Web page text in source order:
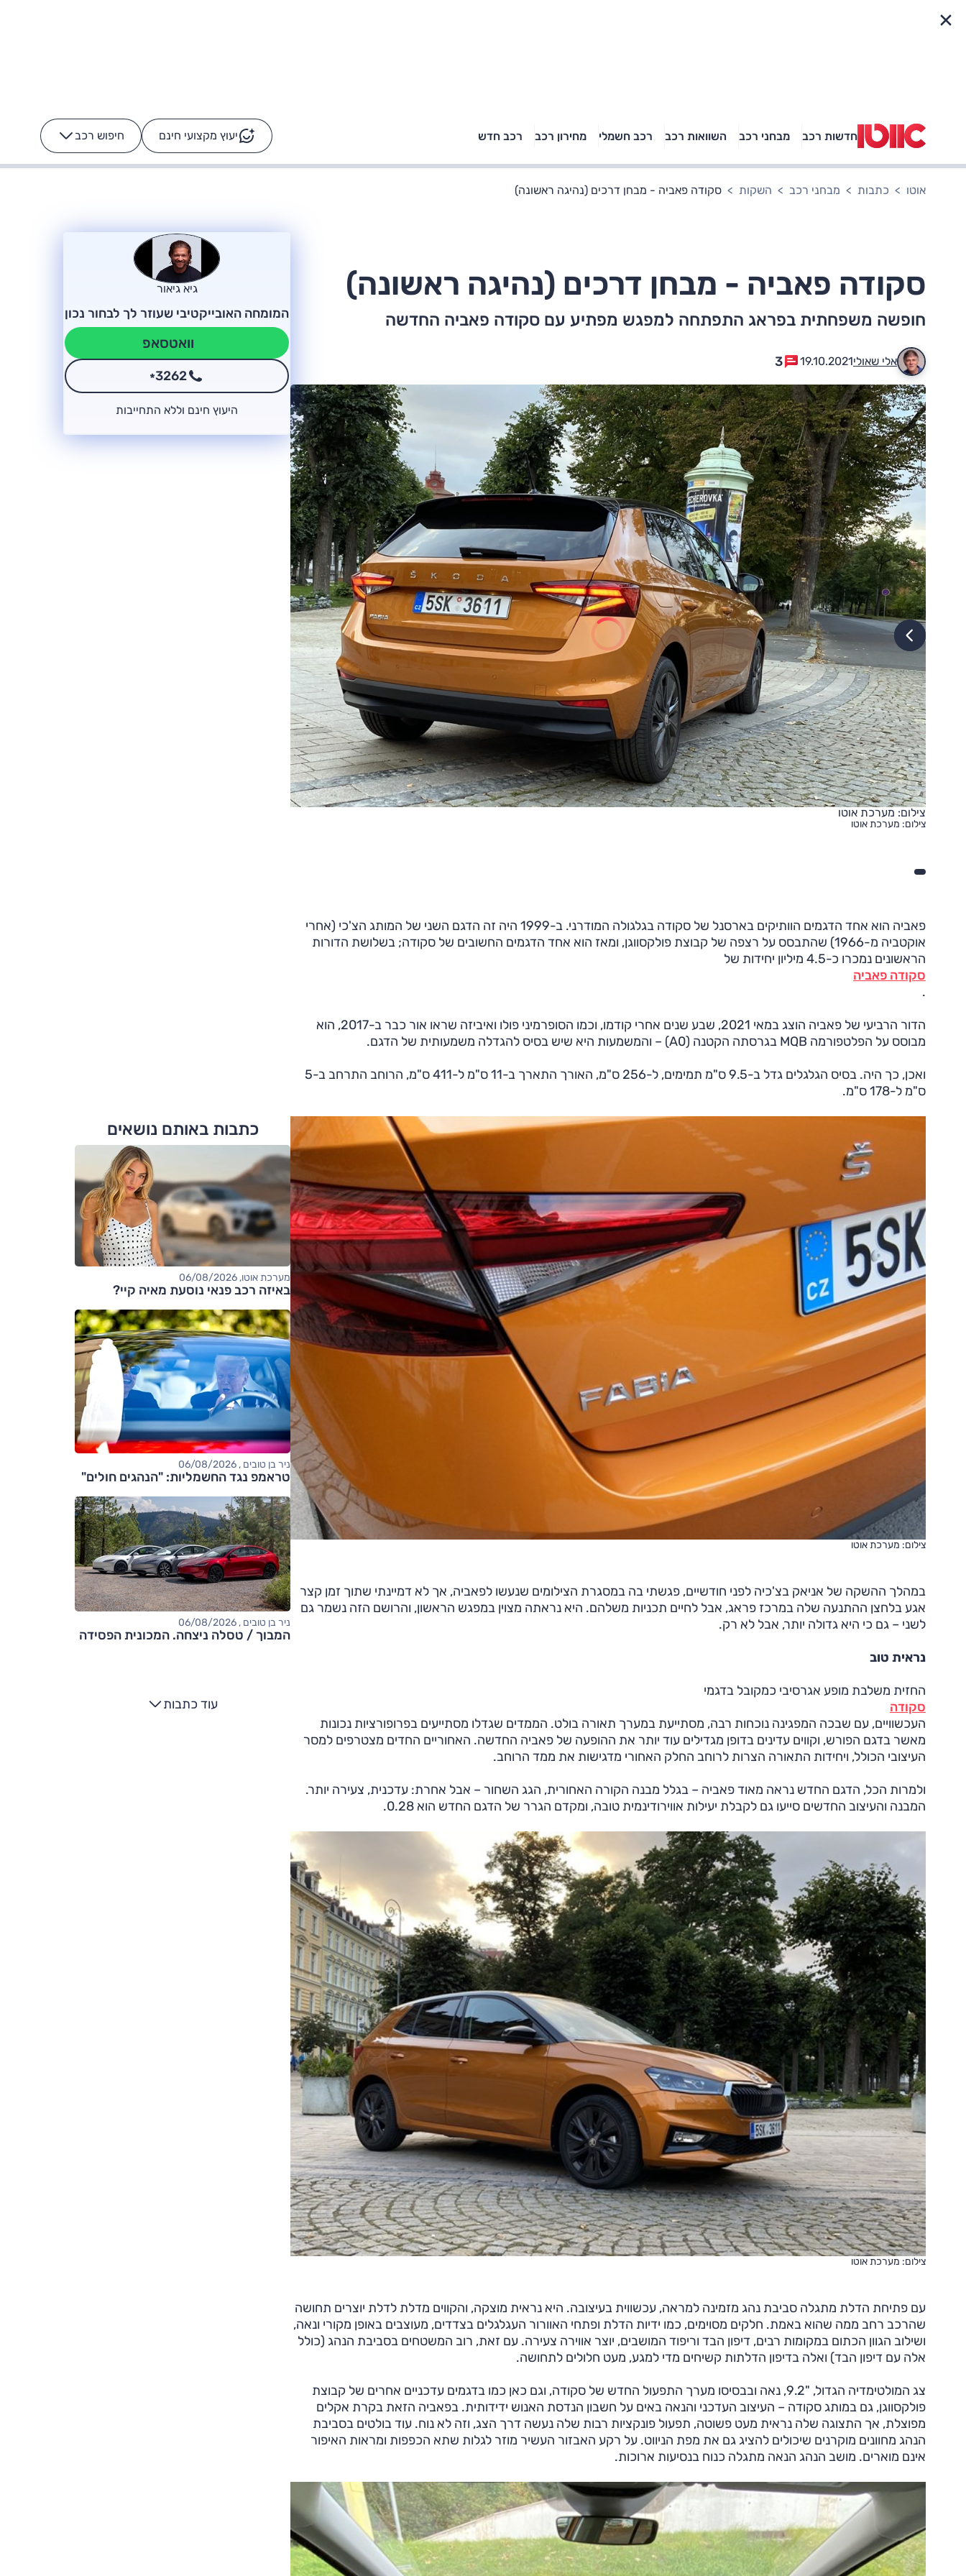
חדשות רכב מבחני רכב השוואות רכב רכב חשמלי מחירון רכב רכב חדש יעוץ מקצועי חינם חיפוש רכב -
באיזה רכב פנאי נוסעת
טויוטה ראב 4, קיה
ספורטאז' לונג ויונדאי
הנייר ועל הכביש
רכבי הסלבס: על מה נוסע
הרכב לא מתקלקל. המסך
כן
אוטו כתבות מבחני רכב השקות סקודה פאביה - מבחן דרכים (נהיגה ראשונה)
סקודה פאביה - מבחן דרכים (נהיגה ראשונה)
חופשה משפחתית בפראג התפתחה למפגש מפתיע עם סקודה פאביה החדשה
אלי שאולי19.10.2021
3
צילום: מערכת אוטו
צילום: מערכת אוטו
פאביה הוא אחד הדגמים הוותיקים בארסנל של סקודה בגלגולה המודרני. ב-1999 היה זה הדגם השני של המותג הצ'כי (אחרי
אוקטביה מ-1966) שהתבסס על רצפה של קבוצת פולקסווגן, ומאז הוא אחד הדגמים החשובים של סקודה; בשלושת הדורות
הראשונים נמכרו כ-4.5 מיליון יחידות של
סקודה פאביה
.
הדור הרביעי של פאביה הוצג במאי 2021, שבע שנים אחרי קודמו, וכמו הסופרמיני פולו ואיביזה שראו אור כבר ב-2017, הוא
מבוסס על הפלטפורמה MQB בגרסתה הקטנה (A0) – והמשמעות היא שיש בסיס להגדלה משמעותית של הדגם.
ואכן, כך היה. בסיס הגלגלים גדל ב-9.5 ס"מ תמימים, ל-256 ס"מ, האורך התארך ב-11 ס"מ ל-411 ס"מ, הרוחב התרחב ב-5
ס"מ ל-178 ס"מ.
צילום: מערכת אוטו
במהלך ההשקה של אניאק בצ'כיה לפני חודשיים, פגשתי בה במסגרת הצילומים שנעשו לפאביה, אך לא דמיינתי שתוך זמן קצר
אגע בלחצן ההתנעה שלה במרכז פראג, אבל לחיים תכניות משלהם. היא נראתה מצוין במפגש הראשון, והרושם הזה נשמר גם
לשני – גם כי היא גדולה יותר, אבל לא רק.
נראית טוב
החזית משלבת מופע אגרסיבי כמקובל בדגמי
סקודה
העכשוויים, עם שבכה המפגינה נוכחות רבה, מסתייעת במערך תאורה בולט. הממדים שגדלו מסתייעים בפרופורציות נכונות
מאשר בדגם הפורש, וקווים עדינים בדופן מגדילים עוד יותר את ההופעה של פאביה החדשה. האחוריים החדים מצטרפים למסר
העיצובי הכולל, ויחידות התאורה הצרות לרוחב החלק האחורי מדגישות את ממד הרוחב.
ולמרות הכל, הדגם החדש נראה מאוד פאביה – בגלל מבנה הקורה האחורית, הגג השחור – אבל אחרת: עדכנית, צעירה יותר.
המבנה והעיצוב החדשים סייעו גם לקבלת יעילות אווירודינמית טובה, ומקדם הגרר של הדגם החדש הוא 0.28.
צילום: מערכת אוטו
עם פתיחת הדלת מתגלה סביבת נהג מזמינה למראה, עכשווית בעיצובה. היא נראית מוצקה, והקווים מדלת לדלת יוצרים תחושה
שהרכב רחב ממה שהוא באמת. חלקים מסוימים, כמו ידיות הדלת ופתחי האוורור העגלגלים בצדדים, מעוצבים באופן מקורי ונאה,
ושילוב הגוון הכתום במקומות רבים, דיפון הבד וריפוד המושבים, יוצר אווירה צעירה. עם זאת, רוב המשטחים בסביבת הנהג (כולל
אלה עם דיפון הבד) ואלה בדיפון הדלתות קשיחים מדי למגע, מעט חלולים לתחושה.
צג המולטימדיה הגדול, "9.2, נאה ובבסיסו מערך התפעול החדש של סקודה, וגם כאן כמו בדגמים עדכניים אחרים של קבוצת
פולקסווגן, גם במותג סקודה – העיצוב העדכני והנאה באים על חשבון הנדסת האנוש ידידותית. בפאביה הזאת בקרת אקלים
מפוצלת, אך התצוגה שלה נראית מעט פשוטה, תפעול פונקציות רבות שלה נעשה דרך הצג, וזה לא נוח. עוד בולטים בסביבת
הנהג מחוונים מוקרנים שיכולים להציג גם את מפת הניווט. על רקע האבזור העשיר מוזר לגלות שתא הכפפות ומראות האיפור
אינם מוארים. מושב הנהג הנאה מתגלה כנוח בנסיעות ארוכות.
גיא גיאור
המומחה האובייקטיבי שעוזר לך לבחור נכון
וואטסאפ
*3262
היעוץ חינם וללא התחייבות
כתבות באותם נושאים
מערכת אוטו, 06/08/2026
באיזה רכב פנאי נוסעת מאיה קיי?
ניר בן טובים , 06/08/2026
טראמפ נגד החשמליות: "הנהגים חולים"
ניר בן טובים , 06/08/2026
המבוך / טסלה ניצחה. המכונית הפסידה
עוד כתבות